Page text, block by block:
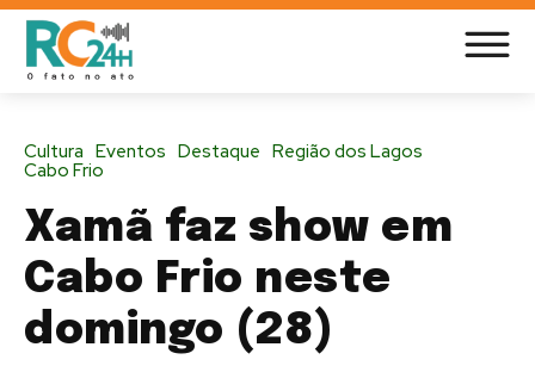
Cultura Eventos Destaque Região dos Lagos
Cabo Frio
Xamã faz show em
Cabo Frio neste
domingo (28)